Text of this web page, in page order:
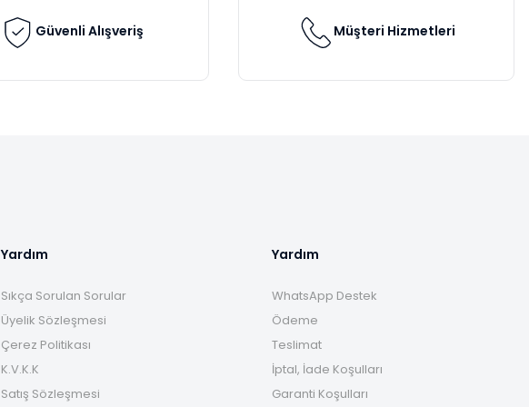
Güvenli Alışveriş Müşteri Hizmetleri
Yardım
Sıkça Sorulan Sorular
Üyelik Sözleşmesi
Çerez Politikası
K.V.K.K
Satış Sözleşmesi
Yardım
WhatsApp Destek
Ödeme
Teslimat
İptal, İade Koşulları
Garanti Koşulları